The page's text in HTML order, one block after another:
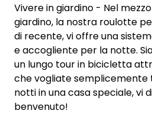
Vivere in giardino - Nel
giardino, la nostra roulotte
di recente, vi offre una
e accogliente per la notte.
un lungo tour in bicicletta
che vogliate semplicemente
notti in una casa speciale, vi
benvenuto!